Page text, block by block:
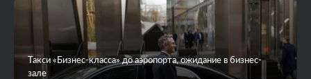
Такси «Бизнес-класса» до аэропорта, ожидание в бизнес-
зале